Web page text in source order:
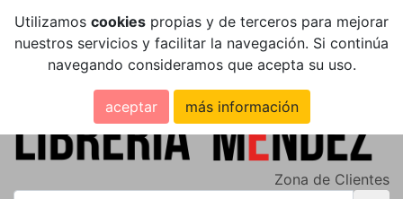
Utilizamos cookies propias y de terceros para mejorar
nuestros servicios y facilitar la navegación. Si continúa
navegando consideramos que acepta su uso.
aceptar más información
Zona de Clientes